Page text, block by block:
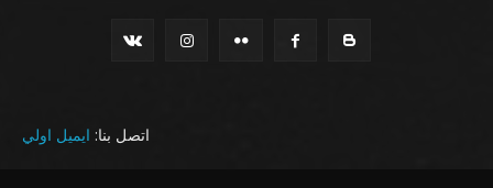
اتصل بنا: ايميل اولي